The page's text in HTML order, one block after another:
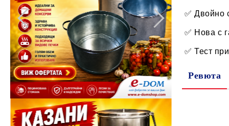
✅ Двойно
✅ Нова с
✅ Тест
Ревюта